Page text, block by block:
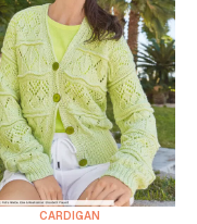
CARDIGAN